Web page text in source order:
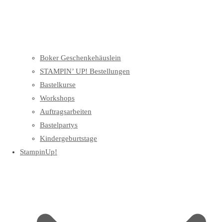
Boker Geschenkehäuslein
STAMPIN’ UP! Bestellungen
Bastelkurse
Workshops
Auftragsarbeiten
Bastelpartys
Kindergeburtstage
StampinUp!